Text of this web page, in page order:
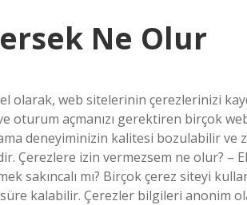
Ne Olur
olarak, web sitelerinin çerezlerinizi
açmanızı gerektiren birçok
deneyiminizin kalitesi bozulabilir ve
Çerezlere izin vermezsem ne olur? –
sakıncalı mı? Birçok çerez siteyi
kalabilir. Çerezler bilgileri anonim